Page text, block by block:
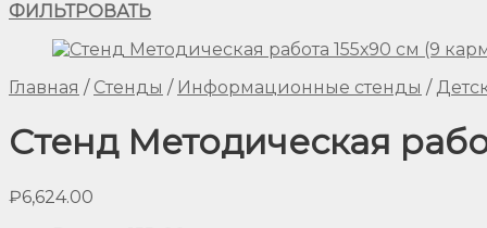
ФИЛЬТРОВАТЬ
Главная / Стенды / Информационные стенды /
Стенд Методическая
₽6,624.00